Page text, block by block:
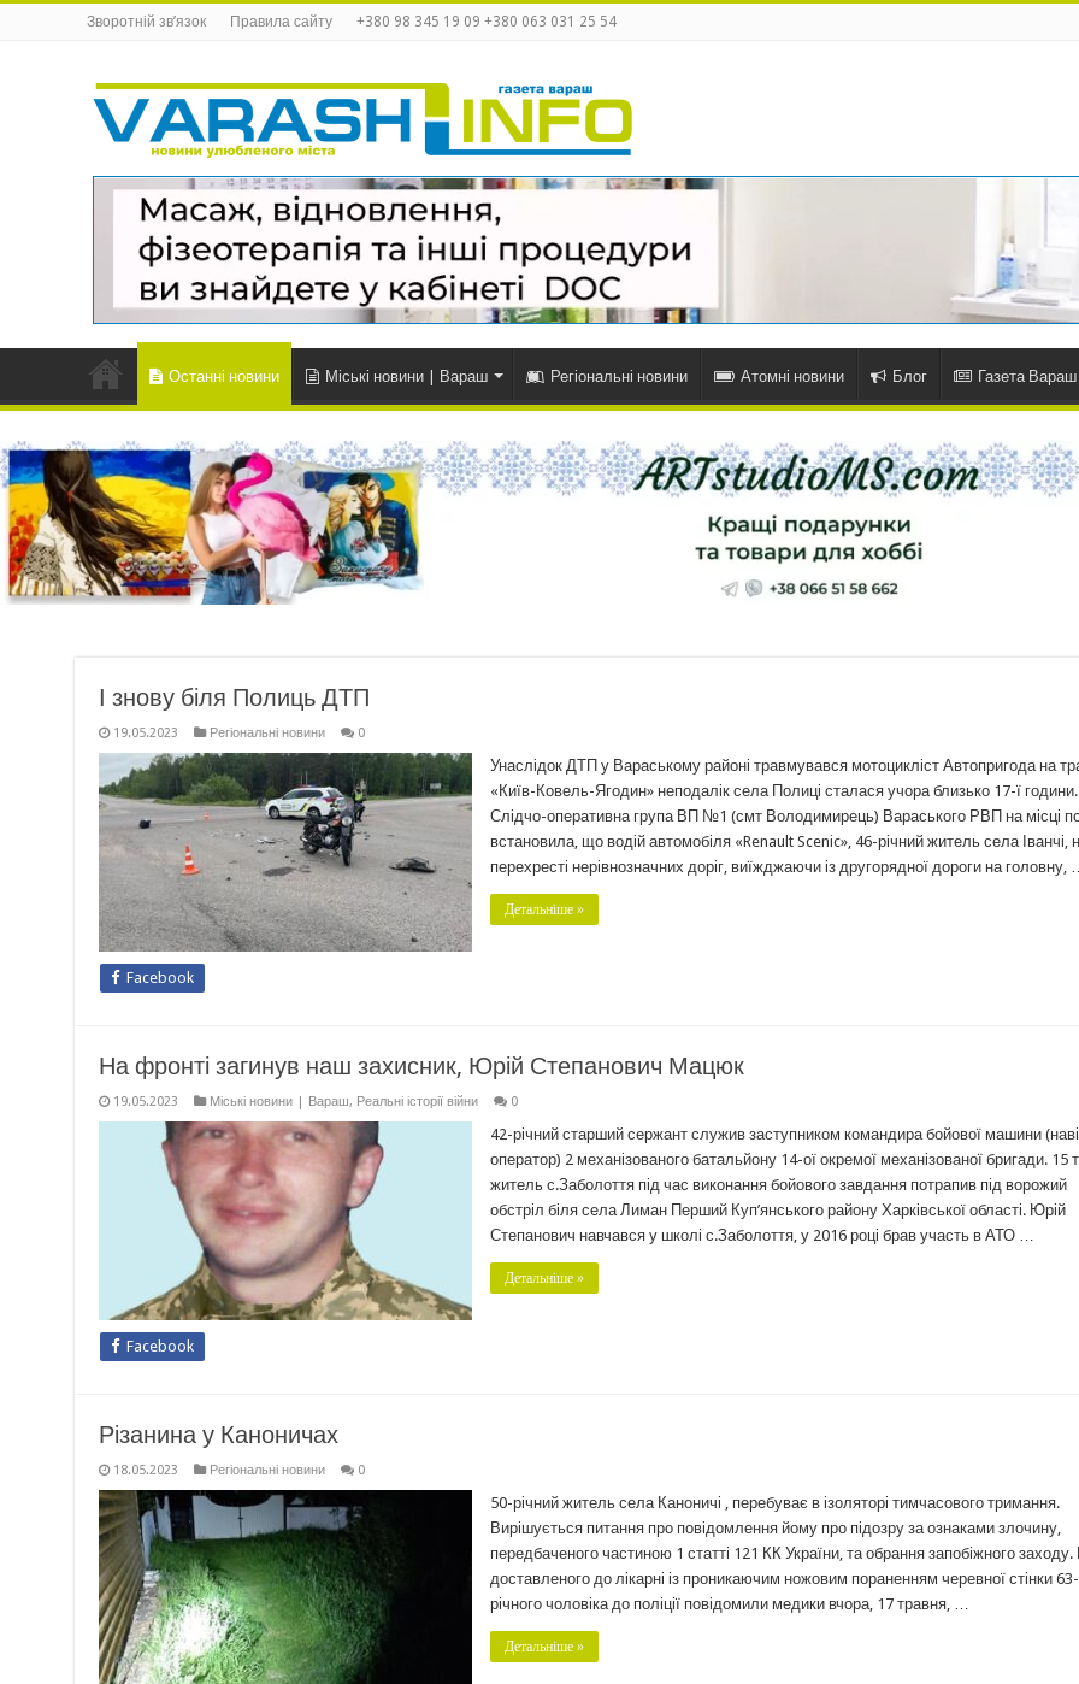
Зворотній зв’язок Правила сайту +380 98 345 19 09 +380 063 031 25 54
Останні новини Міські новини | Вараш Регіональні новини Атомні новини Блог Газета Вараш
І знову біля Полиць ДТП
19.05.2023 Регіональні новини 0
Унаслідок ДТП у Вараському районі травмувався мотоцикліст Автопригода на
«Київ-Ковель-Ягодин» неподалік села Полиці сталася учора близько 17-ї години.
Слідчо-оперативна група ВП №1 (смт Володимирець) Вараського РВП на місці
встановила, що водій автомобіля «Renault Scenic», 46-річний житель села Іванчі,
перехресті нерівнозначних доріг, виїжджаючи із другорядної дороги на головну, …
Детальніше »
Facebook
На фронті загинув наш захисник, Юрій Степанович Мацюк
19.05.2023 Міські новини | Вараш, Реальні історії війни 0
42-річний старший сержант служив заступником командира бойової машини
оператор) 2 механізованого батальйону 14-ої окремої механізованої бригади. 15
житель с.Заболоття під час виконання бойового завдання потрапив під ворожий
обстріл біля села Лиман Перший Куп’янського району Харківської області. Юрій
Степанович навчався у школі с.Заболоття, у 2016 році брав участь в АТО …
Детальніше »
Facebook
Різанина у Каноничах
18.05.2023 Регіональні новини 0
50-річний житель села Каноничі , перебуває в ізоляторі тимчасового тримання.
Вирішується питання про повідомлення йому про підозру за ознаками злочину,
передбаченого частиною 1 статті 121 КК України, та обрання запобіжного заходу.
доставленого до лікарні із проникаючим ножовим пораненням черевної стінки 63-
річного чоловіка до поліції повідомили медики вчора, 17 травня, …
Детальніше »